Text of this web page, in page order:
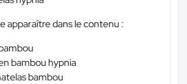
apparaître dans le contenu :
bambou hypnia
bambou